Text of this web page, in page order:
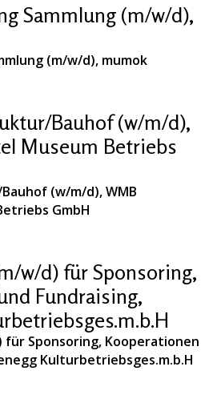
Sammlung (m/w/d),
(m/w/d), mumok
Bauhof (w/m/d),
Museum Betriebs
(w/m/d), WMB
GmbH
w/d) für Sponsoring,
Fundraising,
Sponsoring, Kooperationen
Kulturbetriebsges.m.b.H